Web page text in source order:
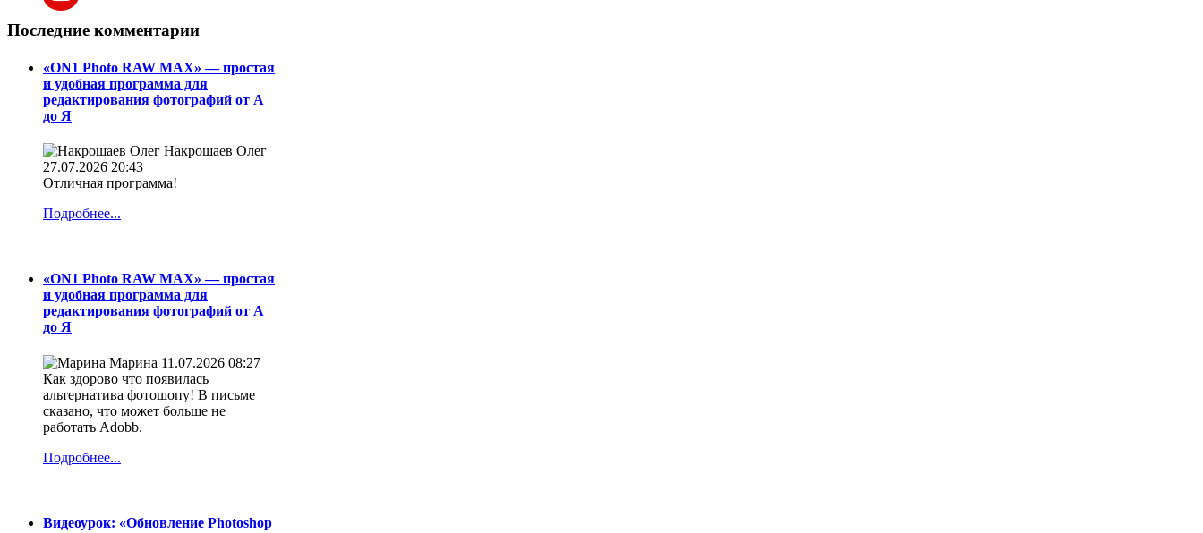
Последние комментарии
«ON1 Photo RAW MAX» — простая
и удобная программа для
редактирования фотографий от А
до Я
Накрошаев Олег
27.07.2026 20:43
Отличная программа!
Подробнее...
«ON1 Photo RAW MAX» — простая
и удобная программа для
редактирования фотографий от А
до Я
Марина 11.07.2026 08:27
Как здорово что появилась
альтернатива фотошопу! В письме
сказано, что может больше не
работать Adobb.
Подробнее...
Видеоурок: «Обновление Photoshop